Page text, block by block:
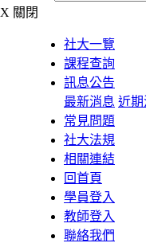
X 關閉
社大一覽
課程查詢
訊息公告
最新消息 近期
常見問題
社大法規
相關連結
回首頁
學員登入
教師登入
聯絡我們